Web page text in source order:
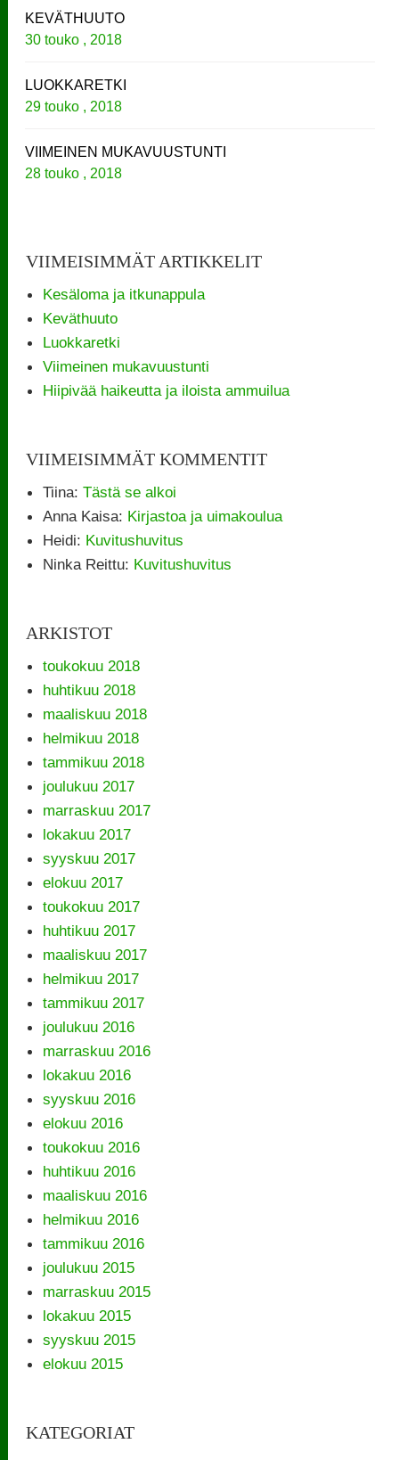
KEVÄTHUUTO
30 touko , 2018
LUOKKARETKI
29 touko , 2018
VIIMEINEN MUKAVUUSTUNTI
28 touko , 2018
VIIMEISIMMÄT ARTIKKELIT
Kesäloma ja itkunappula
Keväthuuto
Luokkaretki
Viimeinen mukavuustunti
Hiipivää haikeutta ja iloista ammuilua
VIIMEISIMMÄT KOMMENTIT
Tiina:Tästä se alkoi
Anna Kaisa: Kirjastoa ja uimakoulua
Heidi: Kuvitushuvitus
Ninka Reittu: Kuvitushuvitus
ARKISTOT
toukokuu 2018
huhtikuu 2018
maaliskuu 2018
helmikuu 2018
tammikuu 2018
joulukuu 2017
marraskuu 2017
lokakuu 2017
syyskuu 2017
elokuu 2017
toukokuu 2017
huhtikuu 2017
maaliskuu 2017
helmikuu 2017
tammikuu 2017
joulukuu 2016
marraskuu 2016
lokakuu 2016
syyskuu 2016
elokuu 2016
toukokuu 2016
huhtikuu 2016
maaliskuu 2016
helmikuu 2016
tammikuu 2016
joulukuu 2015
marraskuu 2015
lokakuu 2015
syyskuu 2015
elokuu 2015
KATEGORIAT